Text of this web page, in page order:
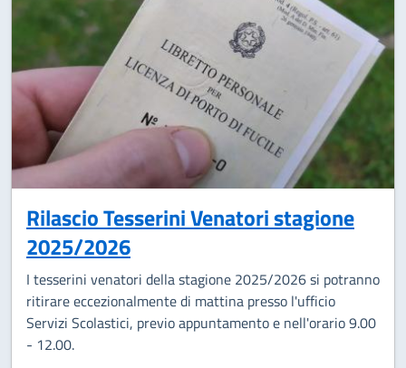
Rilascio Tesserini Venatori stagione
2025/2026
I tesserini venatori della stagione 2025/2026 si potranno
ritirare eccezionalmente di mattina presso l'ufficio
Servizi Scolastici, previo appuntamento e nell'orario 9.00
- 12.00.